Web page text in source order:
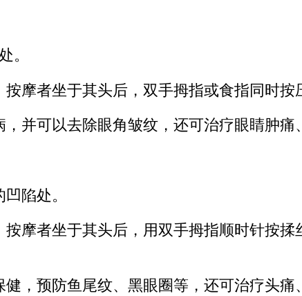
。
摩者坐于其头后，双手拇指或食指同时
并可以去除眼角皱纹，还可治疗眼睛肿
陷处。
摩者坐于其头后，用双手拇指顺时针按
，预防鱼尾纹、黑眼圈等，还可治疗头痛